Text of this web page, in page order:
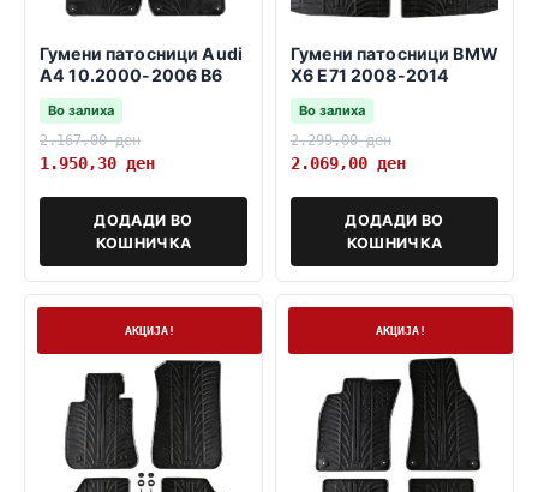
Гумени патосници Audi
A4 10.2000-2006 B6
Во залиха
2.167,00ден
1.950,30 ден
ДОДАДИ ВО
КОШНИЧКА
Гумени патосници BMW
X6 E71 2008-2014
Во залиха
2.299,00ден
2.069,00 ден
ДОДАДИ ВО
КОШНИЧКА
АКЦИЈА! АКЦИЈА!